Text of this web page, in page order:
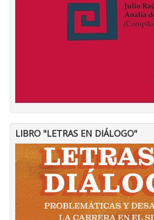
LIBRO "LETRAS EN DIÁLOGO"